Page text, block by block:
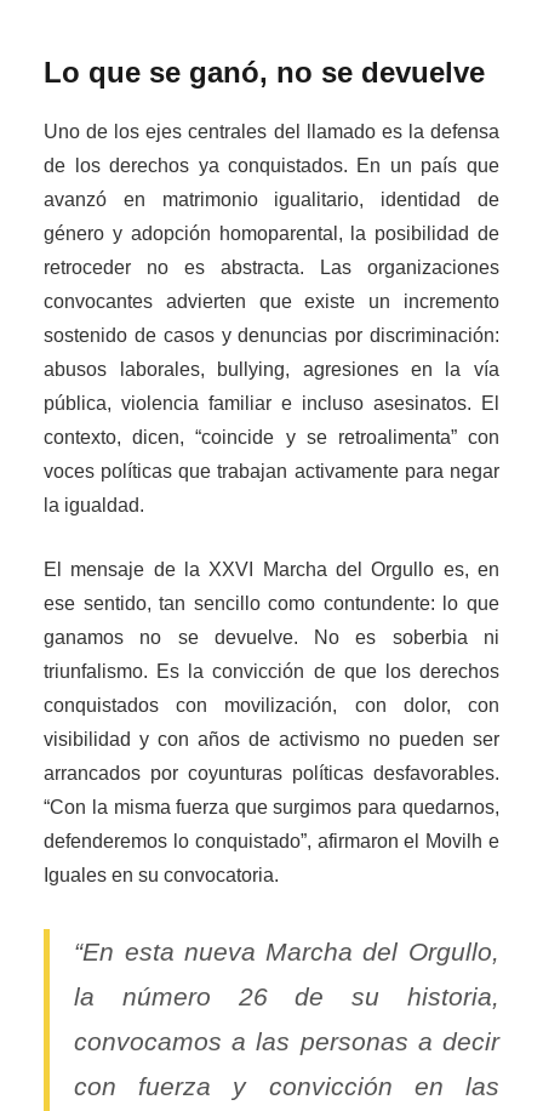
Lo que se ganó, no se devuelve
Uno de los ejes centrales del llamado es la defensa
de los derechos ya conquistados. En un país que
avanzó en matrimonio igualitario, identidad de
género y adopción homoparental, la posibilidad de
retroceder no es abstracta. Las organizaciones
convocantes advierten que existe un incremento
sostenido de casos y denuncias por discriminación:
abusos laborales, bullying, agresiones en la vía
pública, violencia familiar e incluso asesinatos. El
contexto, dicen, “coincide y se retroalimenta” con
voces políticas que trabajan activamente para negar
la igualdad.
El mensaje de la XXVI Marcha del Orgullo es, en
ese sentido, tan sencillo como contundente: lo que
ganamos no se devuelve. No es soberbia ni
triunfalismo. Es la convicción de que los derechos
conquistados con movilización, con dolor, con
visibilidad y con años de activismo no pueden ser
arrancados por coyunturas políticas desfavorables.
“Con la misma fuerza que surgimos para quedarnos,
defenderemos lo conquistado”, afirmaron el Movilh e
Iguales en su convocatoria.
“En esta nueva Marcha del Orgullo,
la número 26 de su historia,
convocamos a las personas a decir
con fuerza y convicción en las